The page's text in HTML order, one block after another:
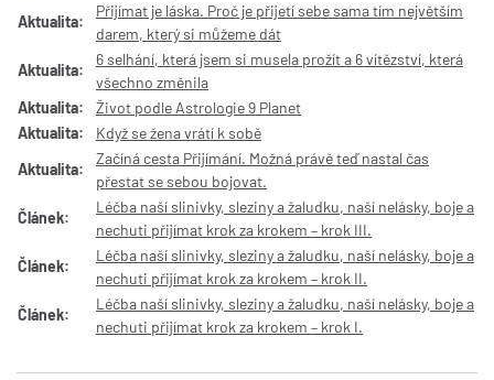
Aktualita:
Přijímat je láska. Proč je přijetí sebe sama tím největším
darem, který si můžeme dát
Aktualita:
6 selhání, která jsem si musela prožít a 6 vítězství, která
všechno změnila
Aktualita:
Život podle Astrologie 9 Planet
Aktualita:
Když se žena vrátí k sobě
Aktualita:
Začíná cesta Přijímání. Možná právě teď nastal čas
přestat se sebou bojovat.
Článek:
Léčba naší slinivky, sleziny a žaludku, naší nelásky, boje a
nechuti přijímat krok za krokem – krok III.
Článek:
Léčba naší slinivky, sleziny a žaludku, naší nelásky, boje a
nechuti přijímat krok za krokem – krok II.
Článek:
Léčba naší slinivky, sleziny a žaludku, naší nelásky, boje a
nechuti přijímat krok za krokem – krok I.